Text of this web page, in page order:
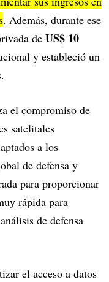
. Además, durante ese
de US$ 10
y estableció un
el compromiso de
satelitales
a los
de defensa y
para proporcionar
rápida para
de defensa
el acceso a datos